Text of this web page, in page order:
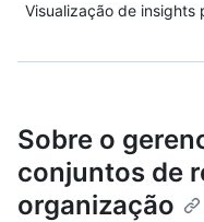
Visualização de insights
Sobre o
conjuntos de
organização